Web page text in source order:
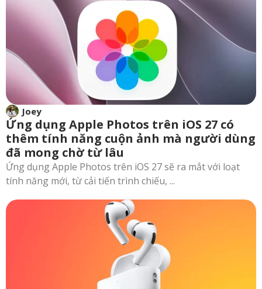
Joey
Ứng dụng Apple Photos trên iOS 27 có
thêm tính năng cuộn ảnh mà người dùng
đã mong chờ từ lâu
Ứng dụng Apple Photos trên iOS 27 sẽ ra mắt với loạt
tính năng mới, từ cải tiến trình chiếu, ...